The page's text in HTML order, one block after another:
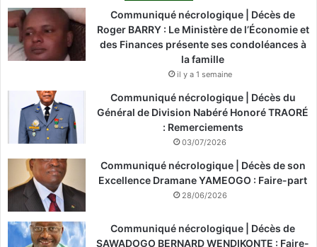
Communiqué nécrologique | Décès de
Roger BARRY : Le Ministère de l’Économie et
des Finances présente ses condoléances à
la famille
il y a 1 semaine
Communiqué nécrologique | Décès du
Général de Division Nabéré Honoré TRAORÉ
: Remerciements
03/07/2026
Communiqué nécrologique | Décès de son
Excellence Dramane YAMEOGO : Faire-part
28/06/2026
Communiqué nécrologique | Décès de
SAWADOGO BERNARD WENDIKONTE : Faire-